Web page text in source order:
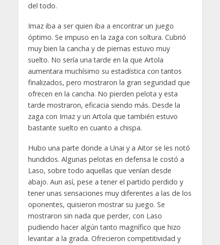
del todo.
Imaz iba a ser quien iba a encontrar un juego
óptimo. Se impuso en la zaga con soltura. Cubrió
muy bien la cancha y de piernas estuvo muy
suelto. No sería una tarde en la que Artola
aumentara muchísimo su estadística con tantos
finalizados, pero mostraron la gran seguridad que
ofrecen en la cancha. No pierden pelota y esta
tarde mostraron, eficacia siendo más. Desde la
zaga con Imaz y un Artola que también estuvo
bastante suelto en cuanto a chispa.
Hubo una parte donde a Unai y a Aitor se les notó
hundidos. Algunas pelotas en defensa le costó a
Laso, sobre todo aquellas que venían desde
abajo. Aun así, pese a tener el partido perdido y
tener unas sensaciones muy diferentes a las de los
oponentes, quisieron mostrar su juego. Se
mostraron sin nada que perder, con Laso
pudiendo hacer algún tanto magnífico que hizo
levantar a la grada. Ofrecieron competitividad y